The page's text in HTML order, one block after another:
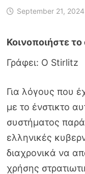
September 21, 2024
Γράφει: Ο Stirlitz
Για λόγους που
με το ένστικτο
συστήματος
ελληνικές
διαχρονικά να
χρήσης